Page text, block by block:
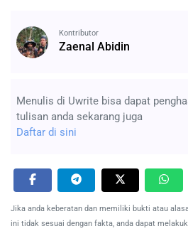
Kontributor
Zaenal Abidin
Menulis di Uwrite bisa dapat
tulisan anda sekarang juga
Daftar di sini
Jika anda keberatan dan memiliki bukti atau
ini tidak sesuai dengan fakta, anda dapat